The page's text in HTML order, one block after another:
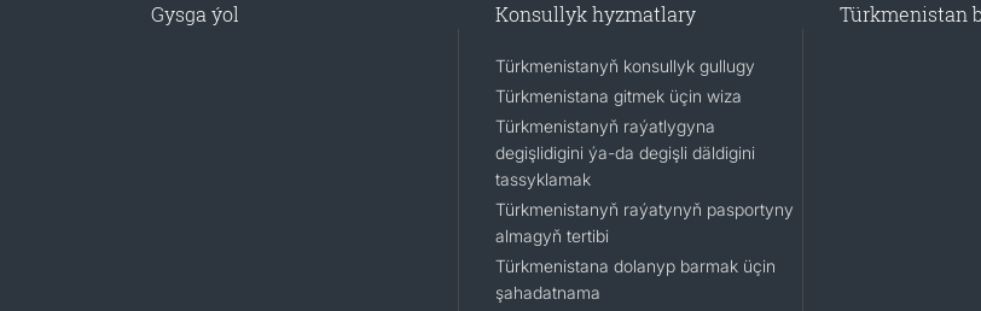
Gysga ýol Konsullyk hyzmatlary
Türkmenistanyň konsullyk gullugy
Türkmenistana gitmek üçin wiza
Türkmenistanyň raýatlygyna
degişlidigini ýa-da degişli däldigini
tassyklamak
Türkmenistanyň raýatynyň pasportyny
almagyň tertibi
Türkmenistana dolanyp barmak üçin
şahadatnama
Türkmenistan